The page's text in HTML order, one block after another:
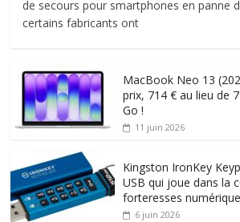
de secours pour smartphones en panne
certains fabricants ont
MacBook Neo 13
prix, 714 € au lieu de
Go !
11 juin 2026
Kingston IronKey
USB qui joue dans la
forteresses
6 juin 2026